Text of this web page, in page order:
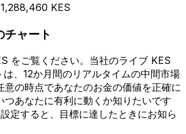
1,288,460 KES
チャート
をご覧ください。当社のライブ KES
、12か月間のリアルタイムの中間市場
意の時点であなたのお金の価値を正確に
つあなたに有利に動くか知りたいです
定すると、目標に達したときにお知ら